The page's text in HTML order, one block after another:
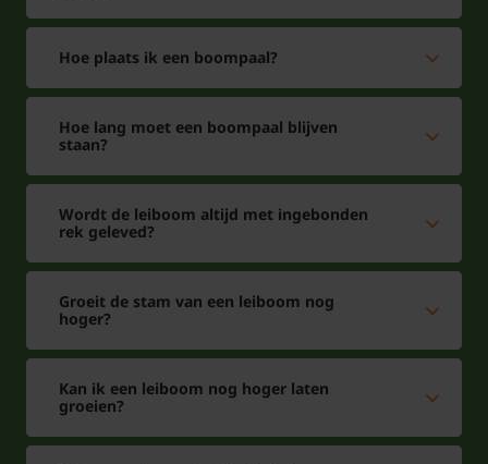
Hoe plaats ik een boompaal?
Hoe lang moet een boompaal blijven
staan?
Wordt de leiboom altijd met ingebonden
rek geleved?
Groeit de stam van een leiboom nog
hoger?
Kan ik een leiboom nog hoger laten
groeien?